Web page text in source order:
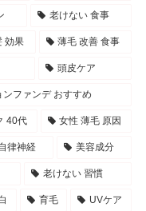
老けない 食事
効果 薄毛 改善 食事
頭皮ケア
ンファンデ おすすめ
40代 女性 薄毛 原因
律神経 美容成分
老けない 習慣
育毛 UVケア